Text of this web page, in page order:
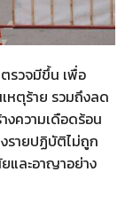
รวจมีขึ้น เพื่อ
หตุร้าย รวมถึงลด
งความเดือดร้อน
รายปฏิบัติไม่ถูก
และอาญาอย่าง